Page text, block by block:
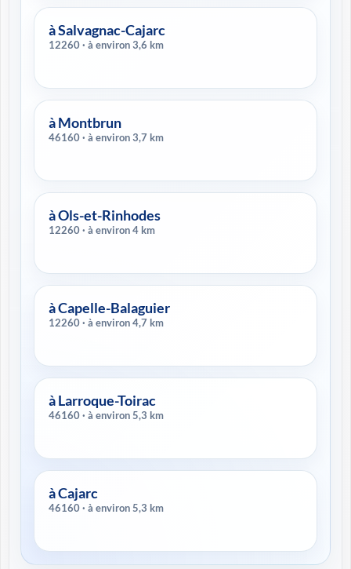
à Salvagnac-Cajarc
12260 · à environ 3,6 km
à Montbrun
46160 · à environ 3,7 km
à Ols-et-Rinhodes
12260 · à environ 4 km
à Capelle-Balaguier
12260 · à environ 4,7 km
à Larroque-Toirac
46160 · à environ 5,3 km
à Cajarc
46160 · à environ 5,3 km